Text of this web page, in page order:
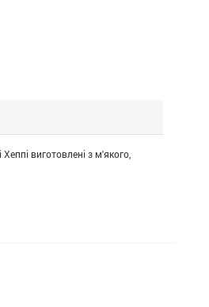
виготовлені з м'якого,